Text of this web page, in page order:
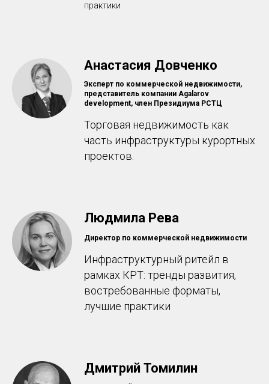
практики
Анастасия Довченко
Эксперт по коммерческой недвижимости,
представитель компании Agalarov
development, член Президиума РСТЦ
Торговая недвижимость как
часть инфраструктуры курортных
проектов.
Людмила Рева
Директор по коммерческой недвижимости
Инфраструктурный ритейл в
рамках КРТ: тренды развития,
востребованные форматы,
лучшие практики
Дмитрий Томилин